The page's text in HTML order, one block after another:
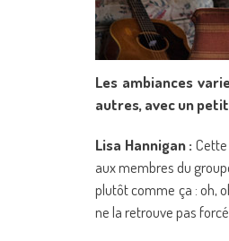
Les ambiances
autres, avec un
Lisa Hannigan :
aux membres du
plutôt comme ça : oh,
ne la retrouve pas